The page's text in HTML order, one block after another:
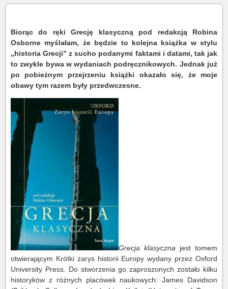
Biorąc do ręki Grecję klasyczną pod redakcją Robina
Osborne myślałam, że będzie to kolejna książka w stylu
„historia Grecji” z sucho podanymi faktami i datami, tak jak
to zwykle bywa w wydaniach podręcznikowych. Jednak już
po pobieżnym przejrzeniu książki okazało się, że moje
obawy tym razem były przedwczesne.
Grecja klasyczna jest tomem
otwierającym Krótki zarys historii Europy wydany przez Oxford
University Press. Do stworzenia go zaproszonych zostało kilku
historyków z różnych placówek naukowych: James Davidson